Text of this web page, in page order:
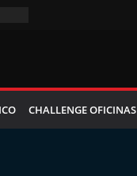
CHALLENGE OFICINAS